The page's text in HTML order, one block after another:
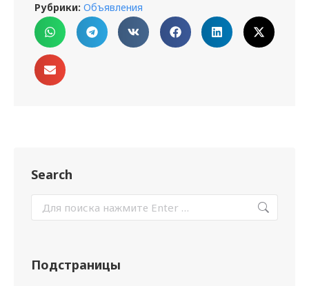
Рубрики: Объявления
Search
Подстраницы